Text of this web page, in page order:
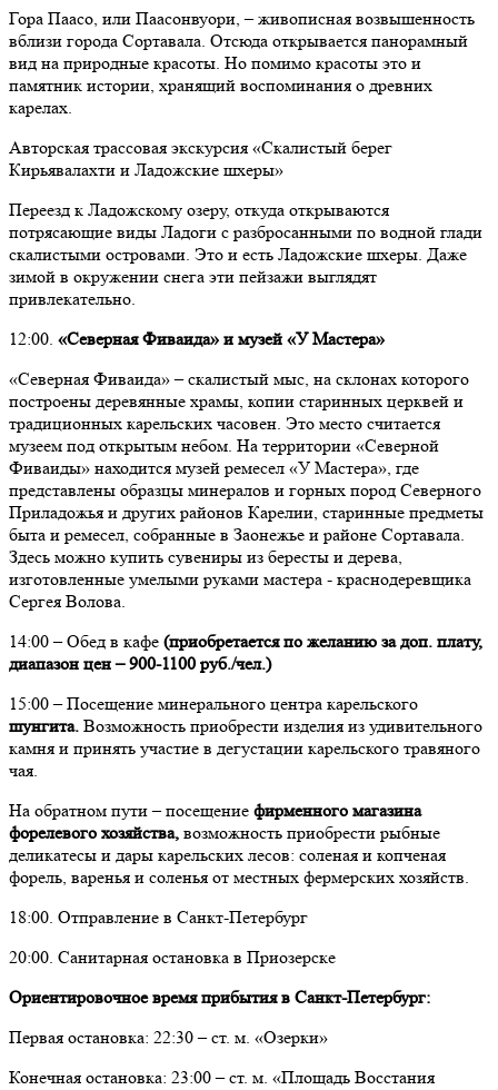
Гора Паасо, или Паасонвуори, – живописная возвышенность
вблизи города Сортавала. Отсюда открывается панорамный
вид на природные красоты. Но помимо красоты это и
памятник истории, хранящий воспоминания о древних
карелах.
Авторская трассовая экскурсия «Скалистый берег
Кирьявалахти и Ладожские шхеры»
Переезд к Ладожскому озеру, откуда открываются
потрясающие виды Ладоги с разбросанными по водной глади
скалистыми островами. Это и есть Ладожские шхеры. Даже
зимой в окружении снега эти пейзажи выглядят
привлекательно.
12:00. «Северная Фиваида» и музей «У Мастера»
«Северная Фиваида» – скалистый мыс, на склонах которого
построены деревянные храмы, копии старинных церквей и
традиционных карельских часовен. Это место считается
музеем под открытым небом. На территории «Северной
Фиваиды» находится музей ремесел «У Мастера», где
представлены образцы минералов и горных пород Северного
Приладожья и других районов Карелии, старинные предметы
быта и ремесел, собранные в Заонежье и районе Сортавала.
Здесь можно купить сувениры из бересты и дерева,
изготовленные умелыми руками мастера - краснодеревщика
Сергея Волова.
14:00 – Обед в кафе (приобретается по желанию за доп. плату,
диапазон цен – 900-1100 руб./чел.)
15:00 – Посещение минерального центра карельского
шунгита. Возможность приобрести изделия из удивительного
камня и принять участие в дегустации карельского травяного
чая.
На обратном пути – посещение фирменного магазина
форелевого хозяйства, возможность приобрести рыбные
деликатесы и дары карельских лесов: соленая и копченая
форель, варенья и соленья от местных фермерских хозяйств.
18:00. Отправление в Санкт-Петербург
20:00. Санитарная остановка в Приозерске
Ориентировочное время прибытия в Санкт-Петербург:
Первая остановка: 22:30 – ст. м. «Озерки»
Конечная остановка: 23:00 – ст. м. «Площадь Восстания